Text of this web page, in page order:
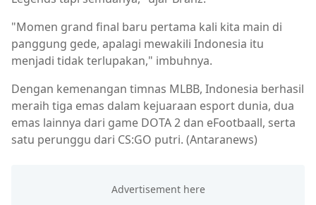
"Momen grand final baru pertama kali kita main di
panggung gede, apalagi mewakili Indonesia itu
menjadi tidak terlupakan," imbuhnya.
Dengan kemenangan timnas MLBB, Indonesia berhasil
meraih tiga emas dalam kejuaraan esport dunia, dua
emas lainnya dari game DOTA 2 dan eFootbaall, serta
satu perunggu dari CS:GO putri. (Antaranews)